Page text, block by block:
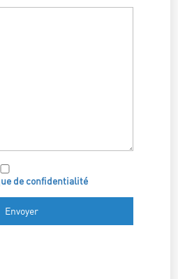
de confidentialité